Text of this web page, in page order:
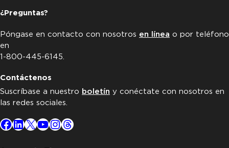
¿Preguntas?
Póngase en contacto con nosotros en línea o por teléfono
en
1-800-445-6145.
Contáctenos
Suscríbase a nuestro boletín y conéctate con nosotros en
las redes sociales.
Facebook
LinkedIn
X YouTube
Instagram
Threads